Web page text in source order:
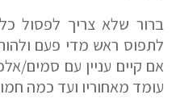
ברור שלא צריך לפסול
לתפוס ראש מדי פעם
אם קיים עניין עם סמים/
עומד מאחוריו ועד כמה